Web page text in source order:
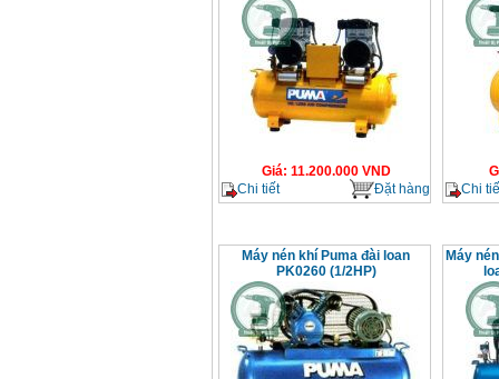
Giá: 11.200.000VND
Chi tiết
Đặt hàng
Chi
Máy nén khí Puma đài loan
PK0260 (1/2HP)
Máy